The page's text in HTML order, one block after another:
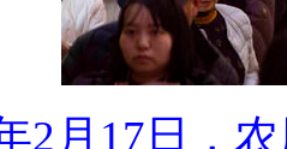
2月17日，